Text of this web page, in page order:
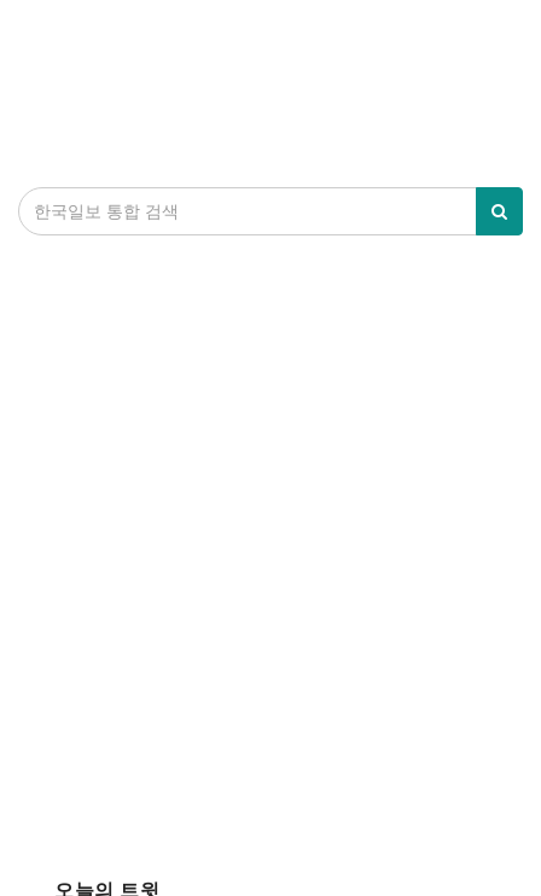
오늘의 트윗